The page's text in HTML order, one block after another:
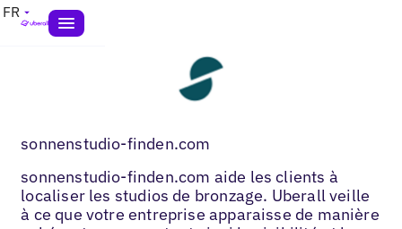
FR
sonnenstudio-finden.com
sonnenstudio-finden.com aide les clients à
localiser les studios de bronzage. Uberall veille
à ce que votre entreprise apparaisse de manière